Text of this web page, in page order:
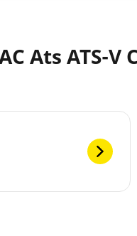
Ats ATS-